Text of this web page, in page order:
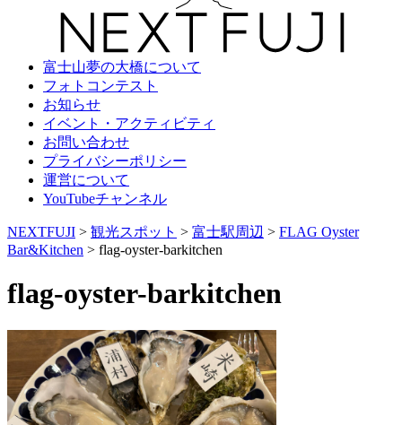
富士山夢の大橋について
フォトコンテスト
お知らせ
イベント・アクティビティ
お問い合わせ
プライバシーポリシー
運営について
YouTubeチャンネル
NEXTFUJI > 観光スポット > 富士駅周辺 > FLAG Oyster
Bar&Kitchen > flag-oyster-barkitchen
flag-oyster-barkitchen